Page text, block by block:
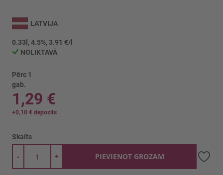
uz
galerijas
sākumu
LATVIJA
0.33l, 4.5%, 3.91 €/l
NOLIKTAVĀ
Pērc 1
gab.
1,29 €
+0,10 € depozīts
Skaits
+
- PIEVIENOT GROZAM